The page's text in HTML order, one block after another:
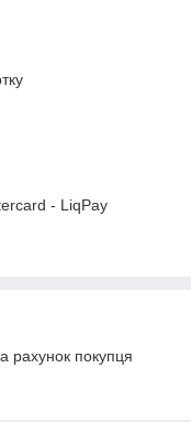
- LiqPay
рахунок покупця